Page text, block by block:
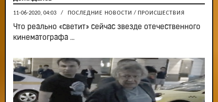
11-06-2020, 04:03 / ПОСЛЕДНИЕ НОВОСТИ / ПРОИСШЕСТВИЯ
Что реально «светит» сейчас звезде отечественного
кинематографа ...